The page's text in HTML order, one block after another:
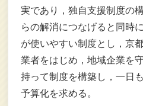
実であり，独自支援制度の
らの解消につなげると同時
が使いやすい制度とし，京
業者をはじめ，地域企業を
持って制度を構築し，一日
予算化を求める。